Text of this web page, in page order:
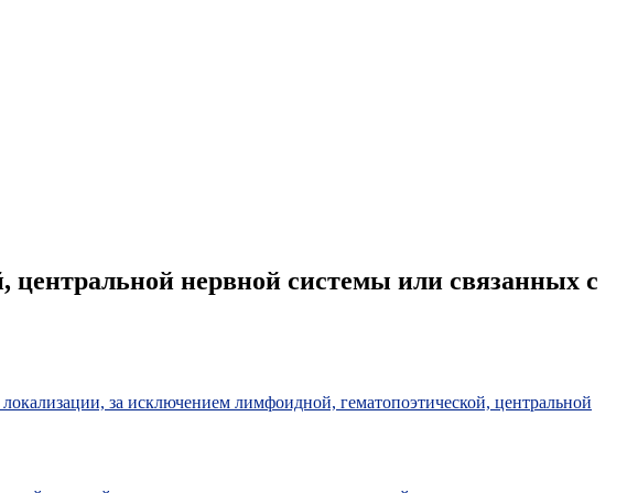
центральной нервной системы или связанных с
за исключением лимфоидной, гематопоэтической, центральной